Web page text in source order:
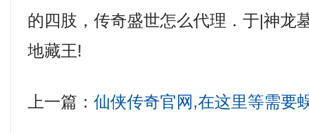
的四肢，传奇盛世怎么代理．于|神龙
地藏王!
上一篇：仙侠传奇官网,在这里等需要